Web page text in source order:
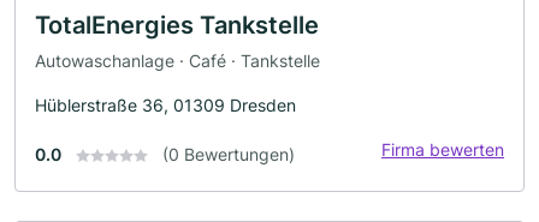
TotalEnergies Tankstelle
Autowaschanlage · Café · Tankstelle
Hüblerstraße 36, 01309 Dresden
0.0 (0 Bewertungen) Firma bewerten